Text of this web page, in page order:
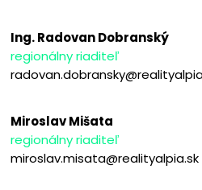
Ing. Radovan Dobranský
regionálny riaditeľ
Miroslav Mišata
regionálny riaditeľ
miroslav.misata@realityalpia.sk